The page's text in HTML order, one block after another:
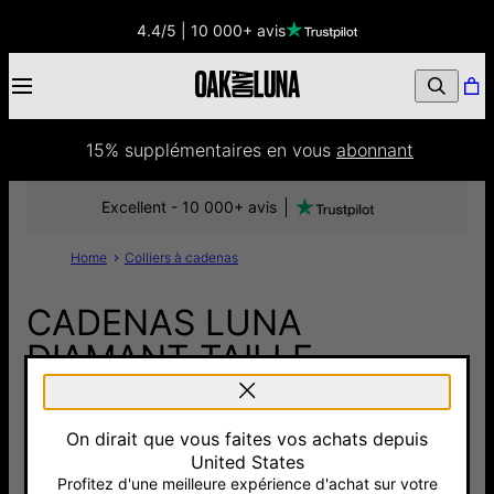
4.4/5 | 10 000+ avis
15% supplémentaires en vous abonnant
Home Colliers à cadenas
CADENAS LUNA
DIAMANT TAILLE
ÉMERAUDE - VERMEIL
290 €
Pay with Klarna
Excellent - 10 000+ avis
On dirait que vous faites vos achats depuis
United States
Profitez d'une meilleure expérience d'achat sur votre